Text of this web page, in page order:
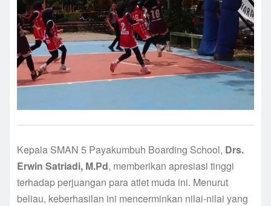
Kepala SMAN 5 Payakumbuh Boarding School, Drs.
Erwin Satriadi, M.Pd, memberikan apresiasi tinggi
terhadap perjuangan para atlet muda ini. Menurut
beliau, keberhasilan ini mencerminkan nilai-nilai yang